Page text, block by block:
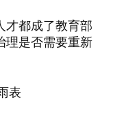
才都成了教育部
理是否需要重新
表